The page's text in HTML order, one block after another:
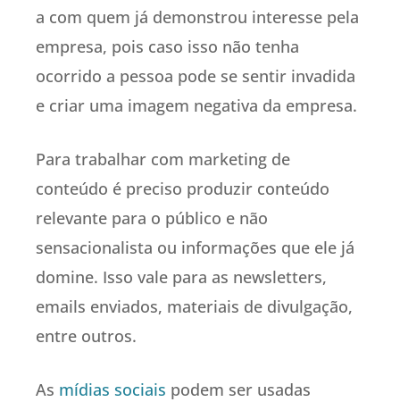
a com quem já demonstrou interesse pela
empresa, pois caso isso não tenha
ocorrido a pessoa pode se sentir invadida
e criar uma imagem negativa da empresa.
Para trabalhar com marketing de
conteúdo é preciso produzir conteúdo
relevante para o público e não
sensacionalista ou informações que ele já
domine. Isso vale para as newsletters,
emails enviados, materiais de divulgação,
entre outros.
As mídias sociais podem ser usadas